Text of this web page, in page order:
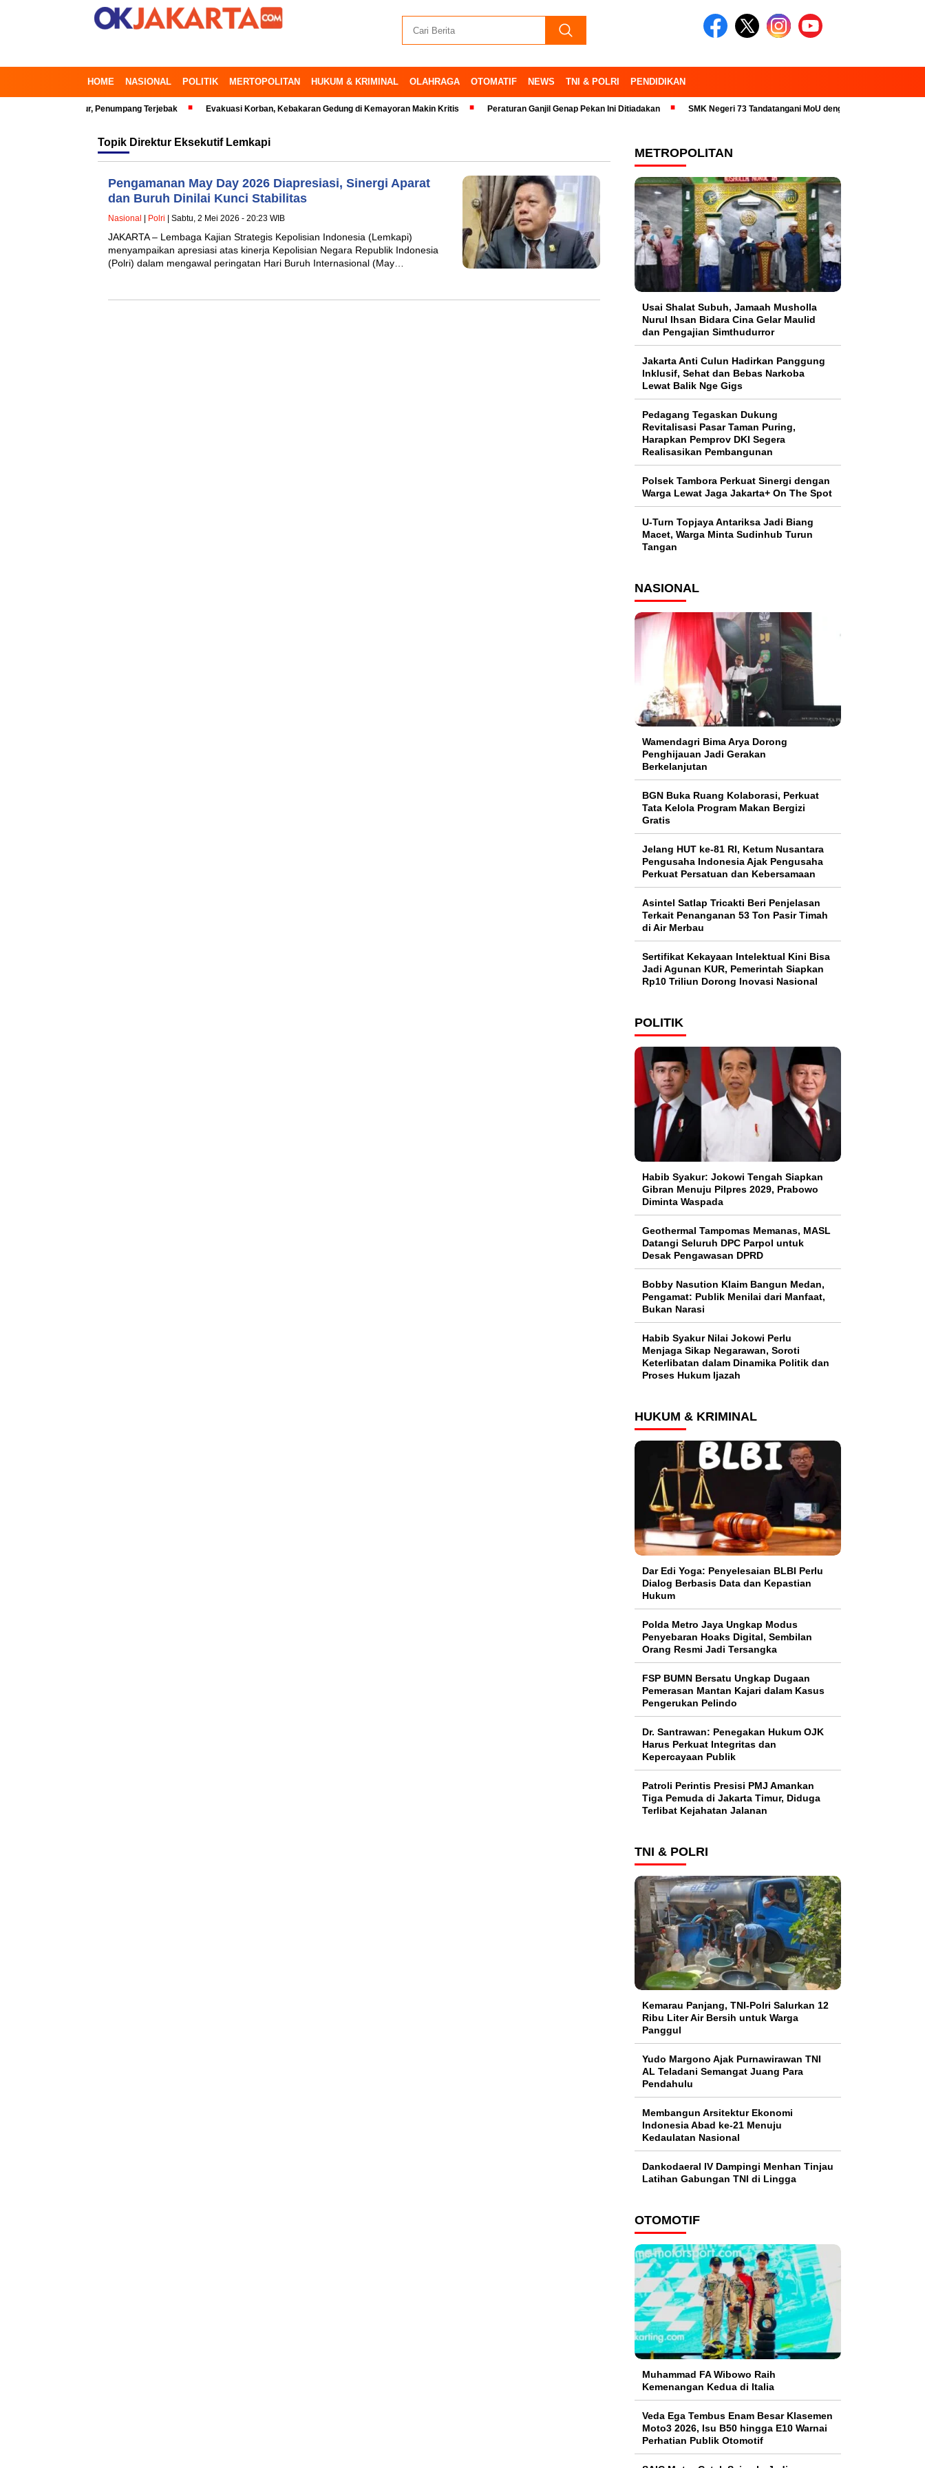
HOME NASIONAL POLITIK MERTOPOLITAN HUKUM & KRIMINAL OLAHRAGA OTOMATIF NEWS TNI & POLRI PENDIDIKAN
Bekasi Timur, Penumpang Terjebak Evakuasi Korban, Kebakaran Gedung di Kemayoran Makin Kritis Peraturan Ganjil Genap Pekan Ini Ditiadakan SMK Negeri 73 Tandatangani MoU dengan 23 Industri Pariwisata
Topik Direktur Eksekutif Lemkapi
Pengamanan May Day 2026 Diapresiasi, Sinergi Aparat
dan Buruh Dinilai Kunci Stabilitas
Nasional Polri | Sabtu, 2 Mei 2026 - 20:23 WIB
JAKARTA – Lembaga Kajian Strategis Kepolisian Indonesia (Lemkapi)
menyampaikan apresiasi atas kinerja Kepolisian Negara Republik Indonesia
(Polri) dalam mengawal peringatan Hari Buruh Internasional (May…
METROPOLITAN
Usai Shalat Subuh, Jamaah Musholla
Nurul Ihsan Bidara Cina Gelar Maulid
dan Pengajian Simthudurror
Jakarta Anti Culun Hadirkan Panggung
Inklusif, Sehat dan Bebas Narkoba
Lewat Balik Nge Gigs
Pedagang Tegaskan Dukung
Revitalisasi Pasar Taman Puring,
Harapkan Pemprov DKI Segera
Realisasikan Pembangunan
Polsek Tambora Perkuat Sinergi dengan
Warga Lewat Jaga Jakarta+ On The Spot
U-Turn Topjaya Antariksa Jadi Biang
Macet, Warga Minta Sudinhub Turun
Tangan
NASIONAL
Wamendagri Bima Arya Dorong
Penghijauan Jadi Gerakan
Berkelanjutan
BGN Buka Ruang Kolaborasi, Perkuat
Tata Kelola Program Makan Bergizi
Gratis
Jelang HUT ke-81 RI, Ketum Nusantara
Pengusaha Indonesia Ajak Pengusaha
Perkuat Persatuan dan Kebersamaan
Asintel Satlap Tricakti Beri Penjelasan
Terkait Penanganan 53 Ton Pasir Timah
di Air Merbau
Sertifikat Kekayaan Intelektual Kini Bisa
Jadi Agunan KUR, Pemerintah Siapkan
Rp10 Triliun Dorong Inovasi Nasional
POLITIK
Habib Syakur: Jokowi Tengah Siapkan
Gibran Menuju Pilpres 2029, Prabowo
Diminta Waspada
Geothermal Tampomas Memanas, MASL
Datangi Seluruh DPC Parpol untuk
Desak Pengawasan DPRD
Bobby Nasution Klaim Bangun Medan,
Pengamat: Publik Menilai dari Manfaat,
Bukan Narasi
Habib Syakur Nilai Jokowi Perlu
Menjaga Sikap Negarawan, Soroti
Keterlibatan dalam Dinamika Politik dan
Proses Hukum Ijazah
HUKUM & KRIMINAL
Dar Edi Yoga: Penyelesaian BLBI Perlu
Dialog Berbasis Data dan Kepastian
Hukum
Polda Metro Jaya Ungkap Modus
Penyebaran Hoaks Digital, Sembilan
Orang Resmi Jadi Tersangka
FSP BUMN Bersatu Ungkap Dugaan
Pemerasan Mantan Kajari dalam Kasus
Pengerukan Pelindo
Dr. Santrawan: Penegakan Hukum OJK
Harus Perkuat Integritas dan
Kepercayaan Publik
Patroli Perintis Presisi PMJ Amankan
Tiga Pemuda di Jakarta Timur, Diduga
Terlibat Kejahatan Jalanan
TNI & POLRI
Kemarau Panjang, TNI-Polri Salurkan 12
Ribu Liter Air Bersih untuk Warga
Panggul
Yudo Margono Ajak Purnawirawan TNI
AL Teladani Semangat Juang Para
Pendahulu
Membangun Arsitektur Ekonomi
Indonesia Abad ke-21 Menuju
Kedaulatan Nasional
Dankodaeral IV Dampingi Menhan Tinjau
Latihan Gabungan TNI di Lingga
OTOMOTIF
Muhammad FA Wibowo Raih
Kemenangan Kedua di Italia
Veda Ega Tembus Enam Besar Klasemen
Moto3 2026, Isu B50 hingga E10 Warnai
Perhatian Publik Otomotif